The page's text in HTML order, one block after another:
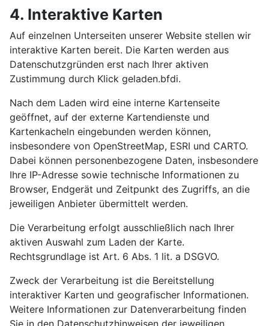
4. Interaktive Karten
Auf einzelnen Unterseiten unserer Website stellen wir
interaktive Karten bereit. Die Karten werden aus
Datenschutzgründen erst nach Ihrer aktiven
Zustimmung durch Klick geladen.bfdi.
Nach dem Laden wird eine interne Kartenseite
geöffnet, auf der externe Kartendienste und
Kartenkacheln eingebunden werden können,
insbesondere von OpenStreetMap, ESRI und CARTO.
Dabei können personenbezogene Daten, insbesondere
Ihre IP-Adresse sowie technische Informationen zu
Browser, Endgerät und Zeitpunkt des Zugriffs, an die
jeweiligen Anbieter übermittelt werden.
Die Verarbeitung erfolgt ausschließlich nach Ihrer
aktiven Auswahl zum Laden der Karte.
Rechtsgrundlage ist Art. 6 Abs. 1 lit. a DSGVO.
Zweck der Verarbeitung ist die Bereitstellung
interaktiver Karten und geografischer Informationen.
Weitere Informationen zur Datenverarbeitung finden
Sie in den Datenschutzhinweisen der jeweiligen